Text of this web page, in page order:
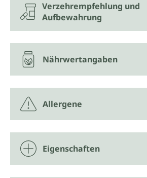
Verzehrempfehlung und
Aufbewahrung
Nährwertangaben
Allergene
Eigenschaften